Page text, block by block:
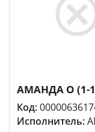
АМАНДА О (1-
Код:
Исполнитель: